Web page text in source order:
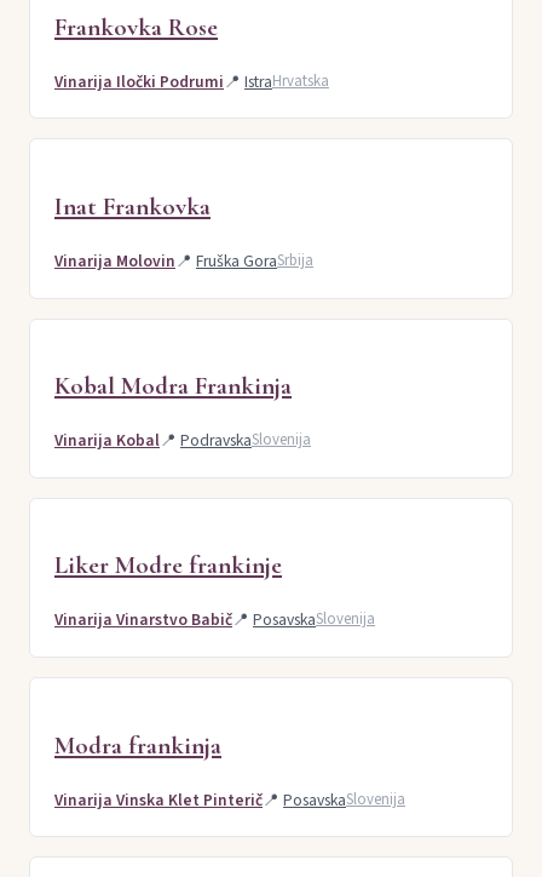
Frankovka Rose
Vinarija Iločki Podrumi📍 IstraHrvatska
Inat Frankovka
Vinarija Molovin📍 Fruška GoraSrbija
Kobal Modra Frankinja
Vinarija Kobal📍 PodravskaSlovenija
Liker Modre frankinje
Vinarija Vinarstvo Babič📍 PosavskaSlovenija
Modra frankinja
Vinarija Vinska Klet Pinterič📍 PosavskaSlovenija